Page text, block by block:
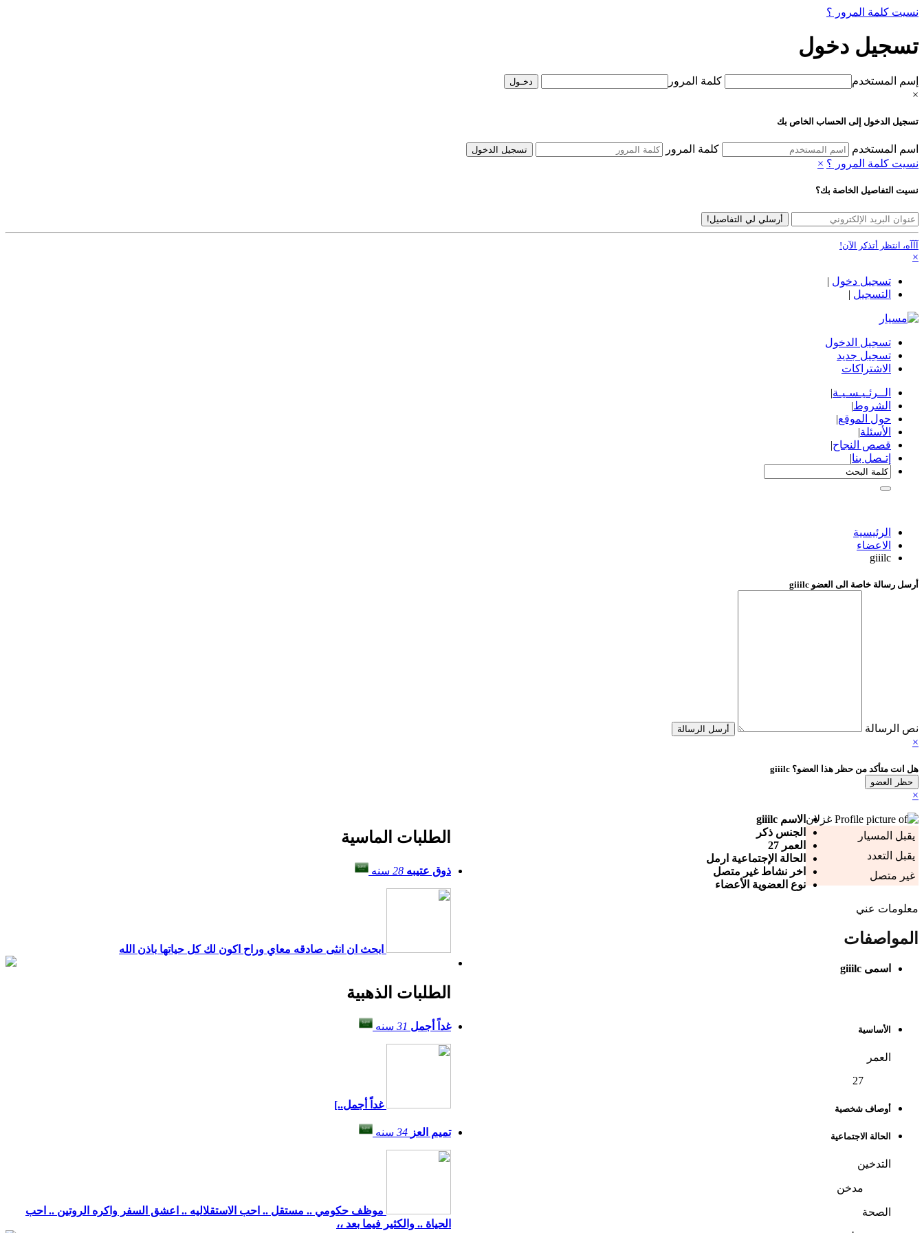
نسيت كلمة المرور ؟
تسجيل دخول
إسم المستخدم
كلمة المرور
×
تسجيل الدخول إلى الحساب الخاص بك
اسم المستخدم كلمة المرور تسجيل الدخول
نسيت كلمة المرور ؟ ×
نسيت التفاصيل الخاصة بك؟
أرسلي لي التفاصيل!
آآآه، انتظر أتذكر الآن!
×
تسجيل دخول |
التسجيل |
تسجيل الدخول
تسجيل جديد
الاشتراكات
الــرئـيـسـيـة|
الشروط|
حول الموقع|
الأسئلة|
قصص النجاح|
إتـصل بنا|
الرئيسية
الاعضاء
giiilc
أرسل رسالة خاصة الى العضو giiilc
نص الرسالة أرسل الرسالة
×
هل انت متأكد من حظر هذا العضو؟ giiilc
حظر العضو
×
يقبل المسيار
يقبل التعدد
غير متصل
الاسم giiilc
الجنس ذكر
العمر 27
الحالة الإجتماعية ارمل
اخر نشاط غير متصل
نوع العضوية الأعضاء
معلومات عني
المواصفات
اسمى giiilc
الأساسية
العمر
27
أوصاف شخصية
الحالة الاجتماعية
التدخين
مدخن
الصحة
الطلبات الماسية
ذوق عتيبه 28 سنه
ابحث ان انثى صادقه معاي وراح اكون لك كل حياتها باذن الله
الطلبات الذهبية
غداً أجمل 31 سنه
غداً أجمل..]
تميم العز 34 سنه
موظف حكومي .. مستقل .. احب الاستقلاليه .. اعشق السفر واكره الروتين .. احب
الحياة .. والكثير فيما بعد ،،